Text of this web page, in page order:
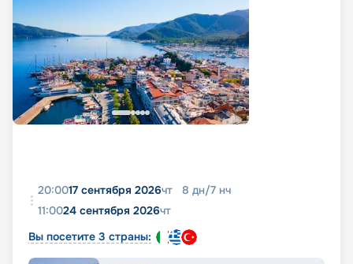
20:0017 сентября 2026чт 8 дн/7 нч
11:0024 сентября 2026чт
Вы посетите 3 страны: